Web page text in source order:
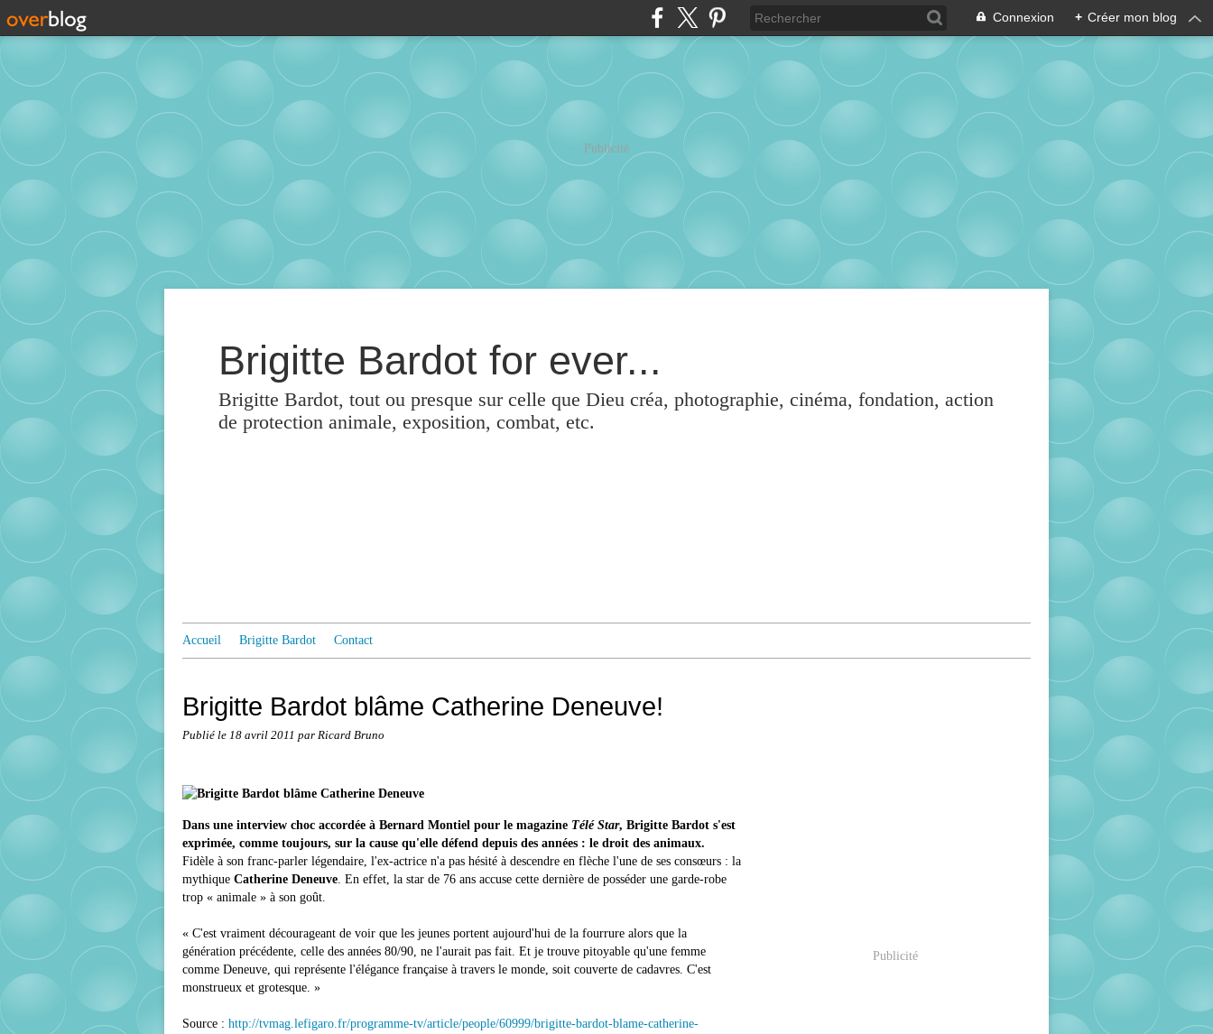
Connexion + Créer mon blog
Publicité
Brigitte Bardot for ever...
Brigitte Bardot, tout ou presque sur celle que Dieu créa, photographie, cinéma, fondation, action
de protection animale, exposition, combat, etc.
Accueil Brigitte Bardot Contact
Brigitte Bardot blâme Catherine Deneuve!
Publié le 18 avril 2011 par Ricard Bruno
Dans une interview choc accordée à Bernard Montiel pour le magazine Télé Star, Brigitte Bardot s'est
exprimée, comme toujours, sur la cause qu'elle défend depuis des années : le droit des animaux.
Fidèle à son franc-parler légendaire, l'ex-actrice n'a pas hésité à descendre en flèche l'une de ses consœurs : la
mythique Catherine Deneuve. En effet, la star de 76 ans accuse cette dernière de posséder une garde-robe
trop « animale » à son goût.
« C'est vraiment décourageant de voir que les jeunes portent aujourd'hui de la fourrure alors que la
génération précédente, celle des années 80/90, ne l'aurait pas fait. Et je trouve pitoyable qu'une femme
comme Deneuve, qui représente l'élégance française à travers le monde, soit couverte de cadavres. C'est
monstrueux et grotesque. »
Source : http://tvmag.lefigaro.fr/programme-tv/article/people/60999/brigitte-bardot-blame-catherine-
Publicité